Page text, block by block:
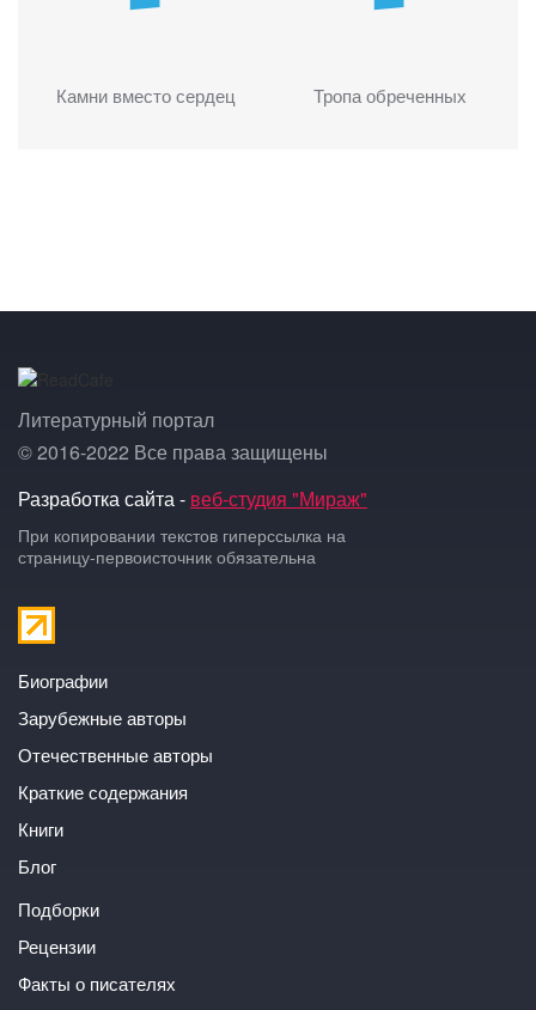
Камни вместо сердец Тропа обреченных
Литературный портал
© 2016-2022 Все права защищены
Разработка сайта - веб-студия "Мираж"
При копировании текстов гиперссылка на
страницу-первоисточник обязательна
Биографии
Зарубежные авторы
Отечественные авторы
Краткие содержания
Книги
Блог
Подборки
Рецензии
Факты о писателях